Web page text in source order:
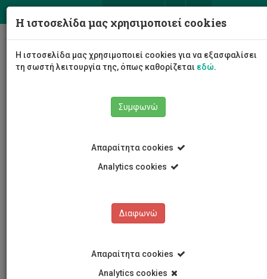
Σχολή Διοίκησης και Οικονομίας
Προσωπικό
Η ιστοσελίδα μας χρησιμοποιεί cookies
Η ιστοσελίδα μας χρησιμοποιεί cookies για να εξασφαλίσει
τη σωστή λειτουργία της, όπως καθορίζεται εδώ.
Συμφωνώ
Απαραίτητα cookies
Analytics cookies
Διαφωνώ
Απαραίτητα cookies
Analytics cookies